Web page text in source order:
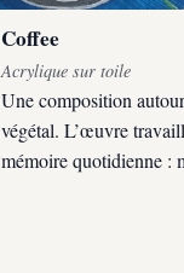
Coffee
Acrylique sur toile
Une composition
végétal. L’œuvre
mémoire quotidienne :